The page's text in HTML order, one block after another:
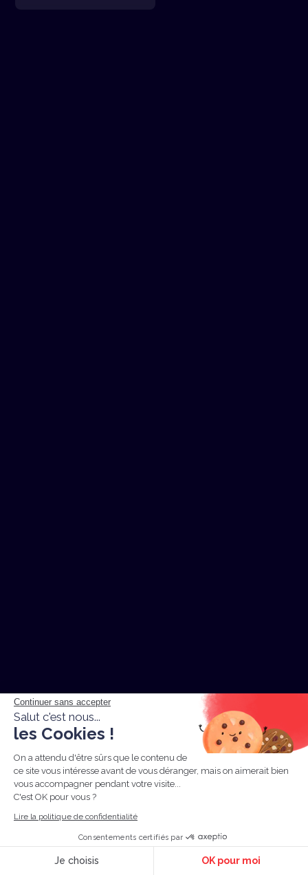
Continuer sans accepter
Salut c'est nous...
les Cookies !
On a attendu d'être sûrs que le contenu de
ce site vous intéresse avant de vous déranger, mais on aimerait bien
vous accompagner pendant votre visite...
C'est OK pour vous ?
Lire la politique de confidentialité
Consentements certifiés par
Je choisis OK pour moi
Srat. digitale
Comment intégrer l’IA dans sa
stratégie social media ?